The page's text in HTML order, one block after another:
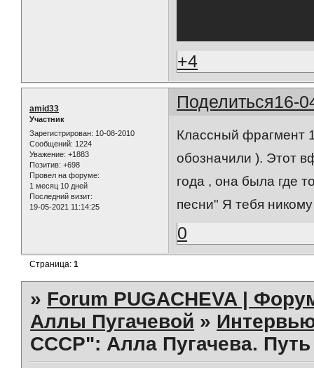
+4
Поделиться16-
amid33
Участник
Зарегистрирован: 10-08-2010
Сообщений: 1224
Уважение: +1883
Позитив: +698
Провел на форуме:
1 месяц 10 дней
Последний визит:
19-05-2021 11:14:25
Классный фрагмент
обозначили ). Этот
года , она была где
песни" Я тебя
0
Страница:1
» Forum PUGACHEVA |
Аллы Пугачевой »
СССР": Алла Пугачева.